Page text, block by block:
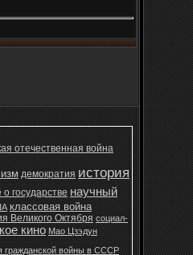
отечественная война
демократия история
о государстве научный
классовая война
Великого Октября социал-
кино Мао Цзэдун
гражданской войны в СССР